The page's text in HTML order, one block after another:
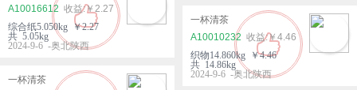
A10016612
￥2.27
综合纸5.050kg ￥2.27
共 5.05kg
2024-9-6 -奥北陕西
一杯清茶
A10010232
￥4.46
织物14.860kg ￥4.46
共 14.86kg
2024-9-6 -奥北陕西
一杯清茶